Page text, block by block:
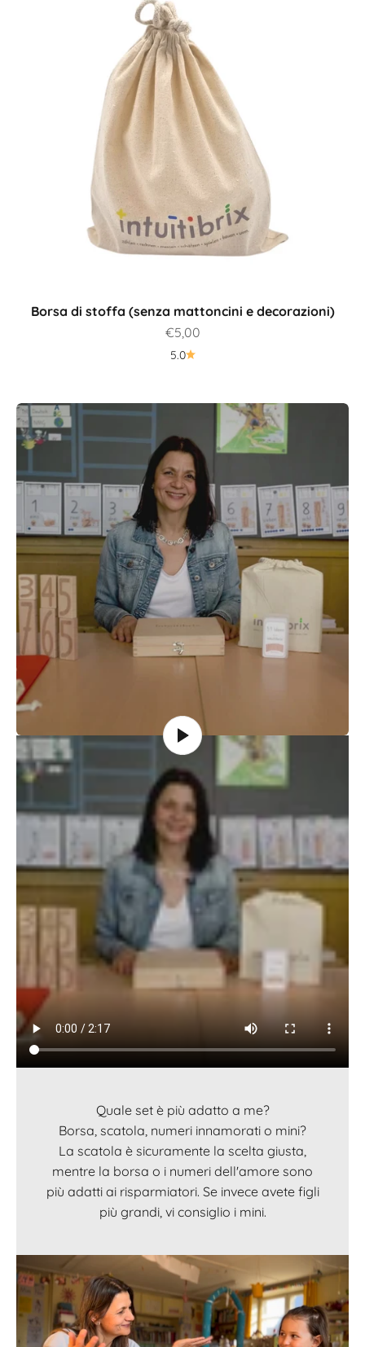
Borsa di stoffa (senza mattoncini e decorazioni)
Prezzo scontato
€5,00
5.0
Quale set è più adatto a me?
Borsa, scatola, numeri innamorati o mini?
La scatola è sicuramente la scelta giusta,
mentre la borsa o i numeri dell'amore sono
più adatti ai risparmiatori. Se invece avete figli
più grandi, vi consiglio i mini.